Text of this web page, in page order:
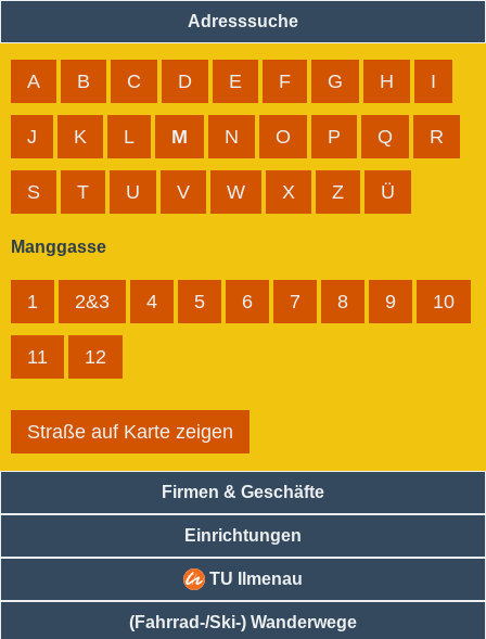
Adresssuche
A B C D E F G H I
J K L M N O P Q R
S T U V W X Z Ü
Manggasse
1 2&3 4 5 6 7 8 9 10
11 12
Straße auf Karte zeigen
Firmen & Geschäfte
Einrichtungen
TU Ilmenau
(Fahrrad-/Ski-) Wanderwege